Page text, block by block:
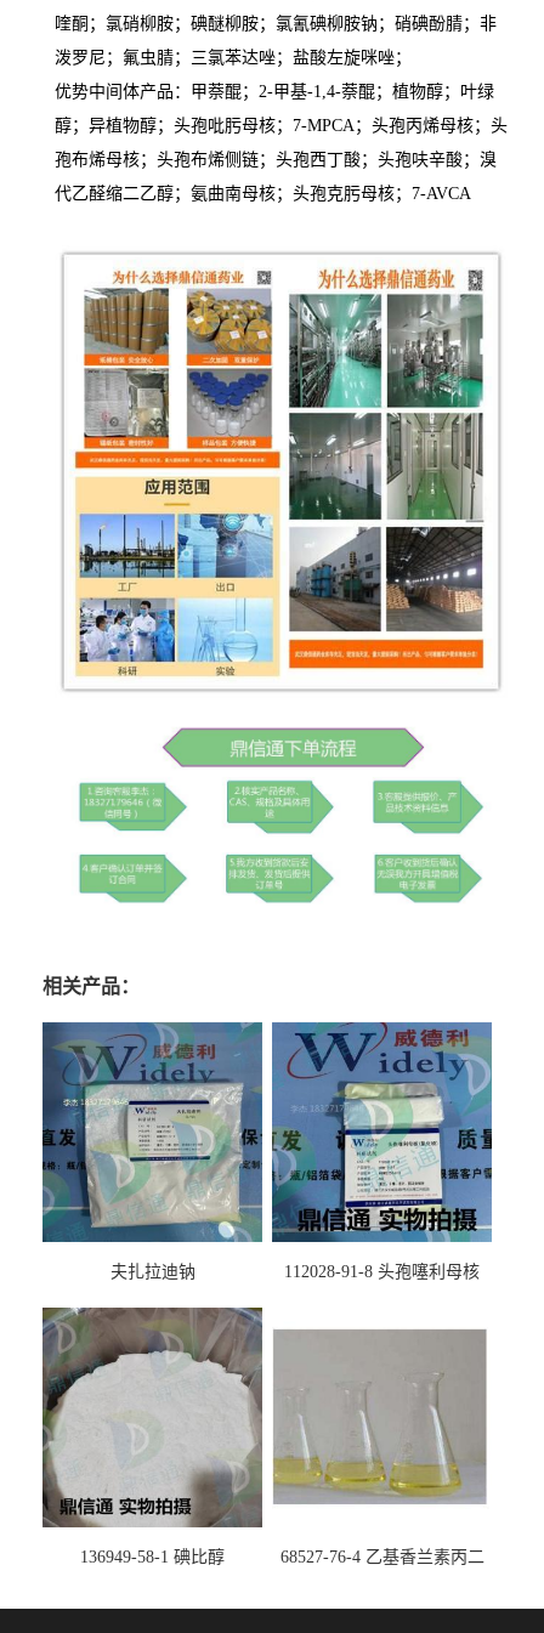
喹酮；氯硝柳胺；碘醚柳胺；氯氰碘柳胺钠；硝碘酚腈；非
泼罗尼；氟虫腈；三氯苯达唑；盐酸左旋咪唑；
优势中间体产品：甲萘醌；2-甲基-1,4-萘醌；植物醇；叶绿
醇；异植物醇；头孢吡肟母核；7-MPCA；头孢丙烯母核；头
孢布烯母核；头孢布烯侧链；头孢西丁酸；头孢呋辛酸；溴
代乙醛缩二乙醇；氨曲南母核；头孢克肟母核；7-AVCA
相关产品：
夫扎拉迪钠
112028-91-8 头孢噻利母核
136949-58-1 碘比醇
68527-76-4 乙基香兰素丙二